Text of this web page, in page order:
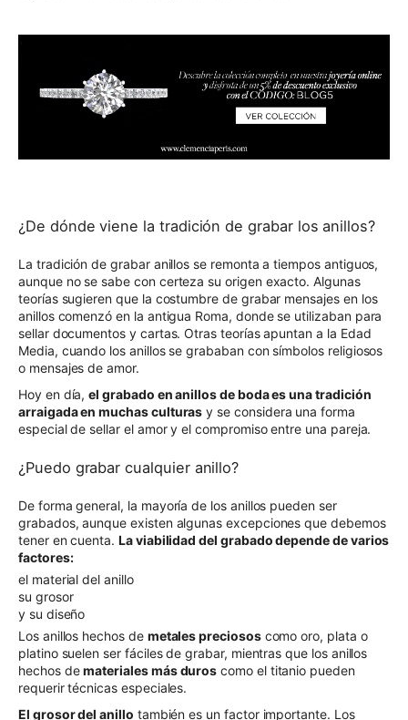
¿De dónde viene la tradición de grabar los anillos?
La tradición de grabar anillos se remonta a tiempos antiguos,
aunque no se sabe con certeza su origen exacto. Algunas
teorías sugieren que la costumbre de grabar mensajes en los
anillos comenzó en la antigua Roma, donde se utilizaban para
sellar documentos y cartas. Otras teorías apuntan a la Edad
Media, cuando los anillos se grababan con símbolos religiosos
o mensajes de amor.
Hoy en día,el grabado en anillos de boda es una tradición
arraigada en muchas culturas y se considera una forma
especial de sellar el amor y el compromiso entre una pareja.
¿Puedo grabar cualquier anillo?
De forma general, la mayoría de los anillos pueden ser
grabados, aunque existen algunas excepciones que debemos
tener en cuenta. La viabilidad del grabado depende de varios
factores:
el material del anillo
su grosor
y su diseño
Los anillos hechos de metales preciososcomo oro, plata o
platino suelen ser fáciles de grabar, mientras que los anillos
hechos demateriales más duros como el titanio pueden
requerir técnicas especiales.
El grosor del anillo también es un factor importante. Los